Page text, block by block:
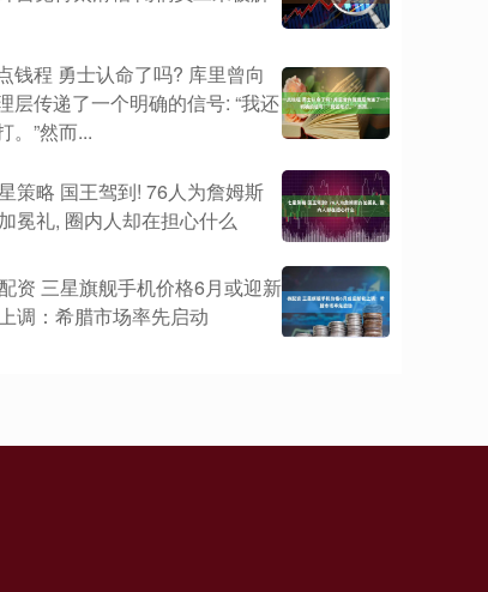
钱程 勇士认命了吗? 库里曾向
层传递了一个明确的信号: “我还
。”然而...
策略 国王驾到! 76人为詹姆斯
冕礼, 圈内人却在担心什么
资 三星旗舰手机价格6月或迎新
调：希腊市场率先启动